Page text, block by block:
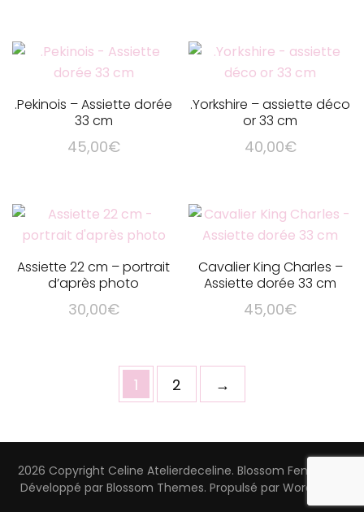
.Pekinois – Assiette dorée
33 cm
45,00€
.Yorkshire – assiette déco
or 33 cm
40,00€
Assiette 22 cm – portrait
d’après photo
30,00€
Cavalier King Charles –
Assiette dorée 33 cm
45,00€
1 2 →
2026 Copyright Celine Atelierdeceline. Blossom Feminine |
Développé par Blossom Themes. Propulsé par WordPress